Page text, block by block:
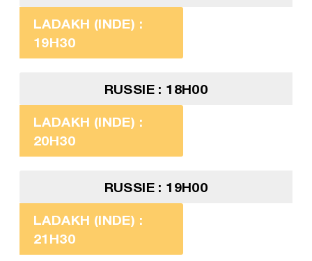
LADAKH (INDE) :
19H30
RUSSIE : 18H00
LADAKH (INDE) :
20H30
RUSSIE : 19H00
LADAKH (INDE) :
21H30